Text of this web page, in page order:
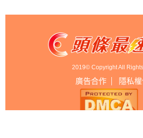
2019© Copyright All
廣告合作 隱私